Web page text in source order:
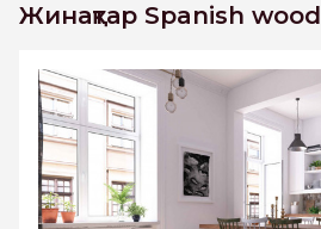
Жинақтар Spanish